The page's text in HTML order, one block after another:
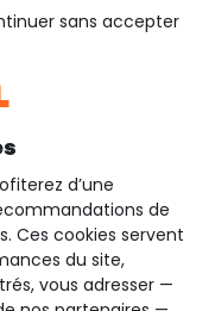
d’une
de
Ces cookies servent
du site,
vous adresser —
sans accepter